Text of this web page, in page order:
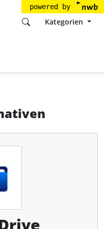
powered by
Kategorien